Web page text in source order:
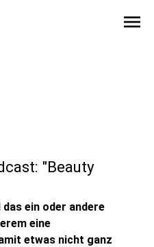
menu
"Beauty
ein oder andere
eine
etwas nicht ganz